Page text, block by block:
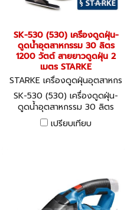
SK-530 (530) เครื่องดูดฝุ่น-
ดูดน้ำอุตสาหกรรม 30 ลิตร
1200 วัตต์ สายยาวดูดฝุ่น 2
เมตร STARKE
STARKE เครื่องดูดฝุ่นอุตสาหกร
รม SK-530 (530)
SK-530 (530) เครื่องดูดฝุ่น-
ดูดน้ำอุตสาหกรรม 30 ลิตร
1200 วัตต์ สายยาวดูดฝุ่น 2
เมตร STARKE
เปรียบเทียบ